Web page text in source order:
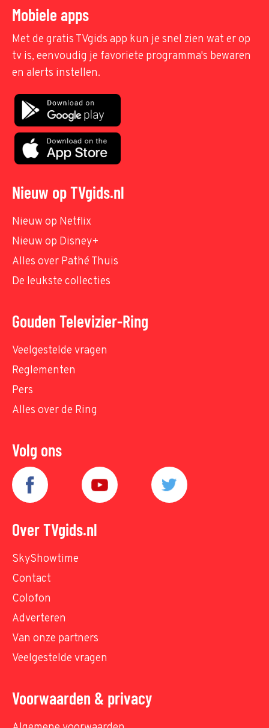
Mobiele apps
Met de gratis TVgids app kun je snel zien wat er op
tv is, eenvoudig je favoriete programma's bewaren
en alerts instellen.
Nieuw op TVgids.nl
Nieuw op Netflix
Nieuw op Disney+
Alles over Pathé Thuis
De leukste collecties
Gouden Televizier-Ring
Veelgestelde vragen
Reglementen
Pers
Alles over de Ring
Volg ons
Over TVgids.nl
SkyShowtime
Contact
Colofon
Adverteren
Van onze partners
Veelgestelde vragen
Voorwaarden & privacy